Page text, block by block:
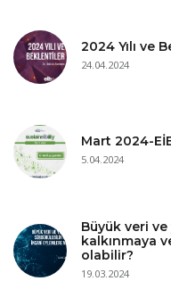
2024 Yılı ve
24.04.2024
Mart 2024-
5.04.2024
Büyük veri
kalkınmaya
olabilir?
19.03.2024